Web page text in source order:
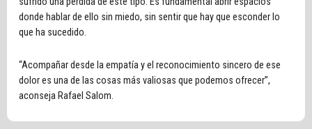
donde hablar de ello sin miedo, sin sentir que hay que esconder lo
que ha sucedido.
“Acompañar desde la empatía y el reconocimiento sincero de ese
dolor es una de las cosas más valiosas que podemos ofrecer”,
aconseja Rafael Salom.